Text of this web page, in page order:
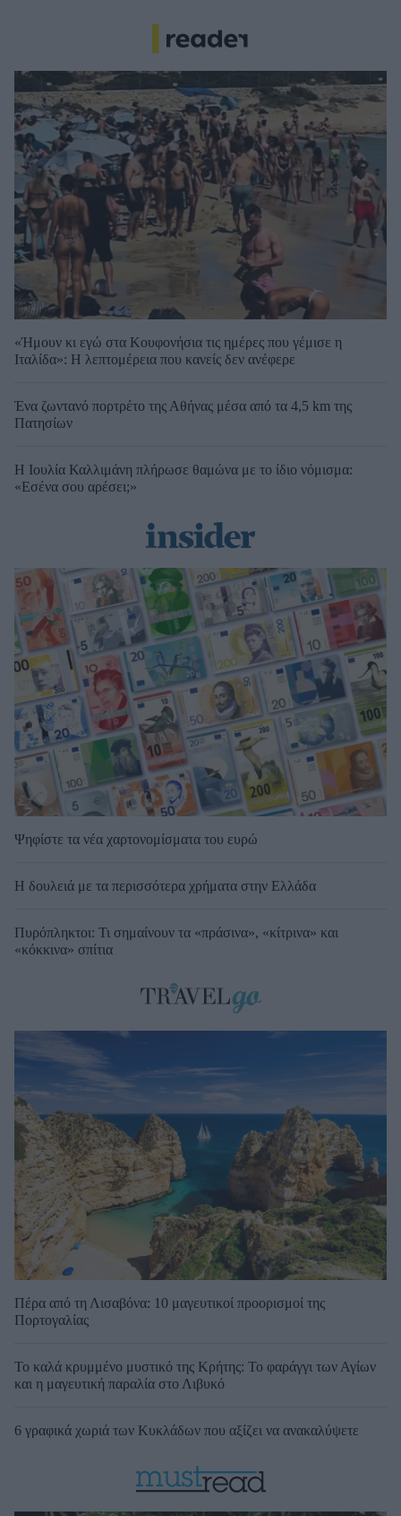
«Ήμουν κι εγώ στα Κουφονήσια τις ημέρες που γέμισε η
Ιταλίδα»: Η λεπτομέρεια που κανείς δεν ανέφερε
Ένα ζωντανό πορτρέτο της Αθήνας μέσα από τα 4,5 km της
Πατησίων
Η Ιουλία Καλλιμάνη πλήρωσε θαμώνα με το ίδιο νόμισμα:
«Εσένα σου αρέσει;»
Ψηφίστε τα νέα χαρτονομίσματα του ευρώ
Η δουλειά με τα περισσότερα χρήματα στην Ελλάδα
Πυρόπληκτοι: Τι σημαίνουν τα «πράσινα», «κίτρινα» και
«κόκκινα» σπίτια
Πέρα από τη Λισαβόνα: 10 μαγευτικοί προορισμοί της
Πορτογαλίας
Το καλά κρυμμένο μυστικό της Κρήτης: Το φαράγγι των Αγίων
και η μαγευτική παραλία στο Λιβυκό
6 γραφικά χωριά των Κυκλάδων που αξίζει να ανακαλύψετε